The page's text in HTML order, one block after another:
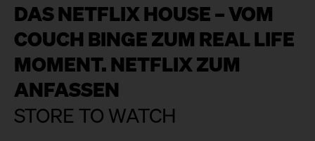
DAS NETFLIX HOUSE – VOM
COUCH BINGE ZUM REAL LIFE
MOMENT. NETFLIX ZUM
ANFASSEN
STORE TO WATCH